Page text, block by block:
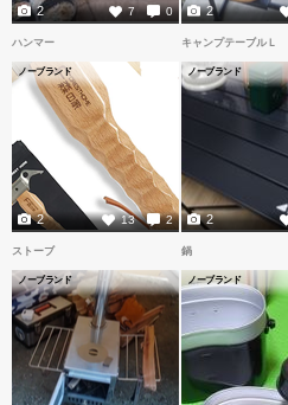
7 0
2 2
ハンマー
ノーブランド
13 2
2
キャンプテーブルＬ
ノーブランド
2
ストーブ
ノーブランド
鍋
ノーブランド